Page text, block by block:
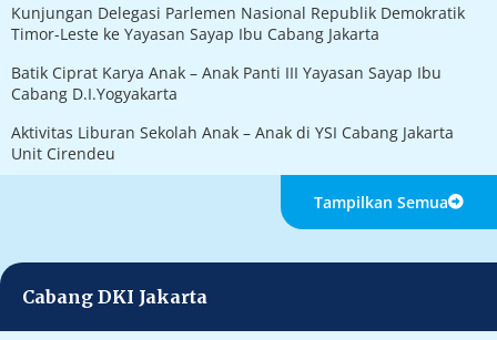
Kunjungan Delegasi Parlemen Nasional Republik Demokratik
Timor-Leste ke Yayasan Sayap Ibu Cabang Jakarta
Batik Ciprat Karya Anak – Anak Panti III Yayasan Sayap Ibu
Cabang D.I.Yogyakarta
Aktivitas Liburan Sekolah Anak – Anak di YSI Cabang Jakarta
Unit Cirendeu
Tampilkan Semua
Cabang DKI Jakarta